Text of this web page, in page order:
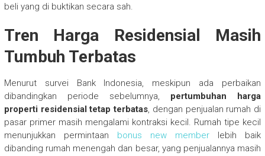
beli yang di buktikan secara sah.
Tren Harga Residensial Masih
Tumbuh Terbatas
Menurut survei Bank Indonesia, meskipun ada perbaikan
dibandingkan periode sebelumnya, pertumbuhan harga
properti residensial tetap terbatas, dengan penjualan rumah di
pasar primer masih mengalami kontraksi kecil. Rumah tipe kecil
menunjukkan permintaan bonus new member lebih baik
dibanding rumah menengah dan besar, yang penjualannya masih